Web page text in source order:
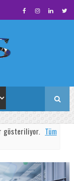
gösteriliyor. Tüm